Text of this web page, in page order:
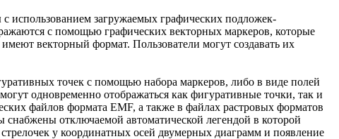
использованием загружаемых графических подложек-
с помощью графических векторных маркеров, которые
векторный формат. Пользователи могут создавать их
точек с помощью набора маркеров, либо в виде полей
одновременно отображаться как фигуративные точки, так и
файлов формата EMF, а также в файлах растровых форматов
отключаемой автоматической легендой в которой
у координатных осей двумерных диаграмм и появление